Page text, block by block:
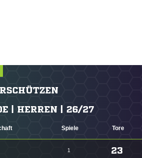
| HERREN | 26/27
Spiele Tore
1 23